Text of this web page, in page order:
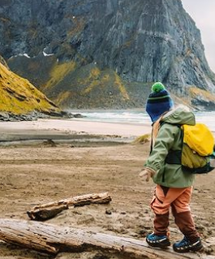
itinérant
collines, rivières et lacs
et Nature